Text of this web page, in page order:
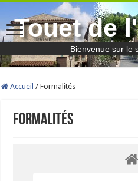
Touet de
Bienvenue sur le
Accueil / Formalités
Formalités